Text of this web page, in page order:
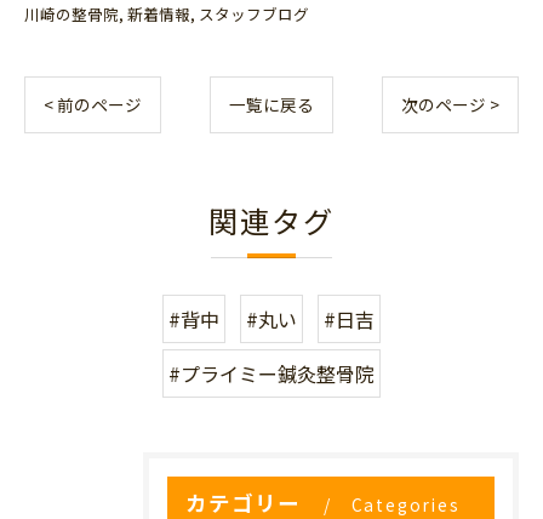
川崎の整骨院 新着情報 スタッフブログ
< 前のページ 一覧に戻る 次のページ >
関連タグ
#背中 #丸い
#日吉
#プライミー鍼灸整骨院
カテゴリー Categories